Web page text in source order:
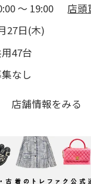
～ 19:00
店頭
27日(木)
47台
なし
店舗情報をみる